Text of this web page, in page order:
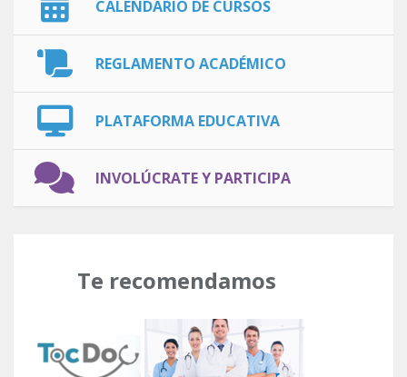
CALENDARIO DE CURSOS
REGLAMENTO ACADÉMICO
PLATAFORMA EDUCATIVA
INVOLÚCRATE Y PARTICIPA
Te recomendamos